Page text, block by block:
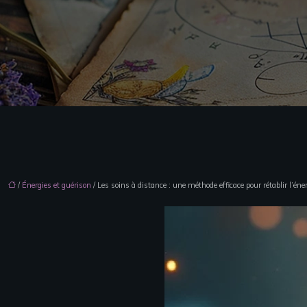
/ Énergies et guérison / Les soins à distance : une méthode efficace pour rétablir